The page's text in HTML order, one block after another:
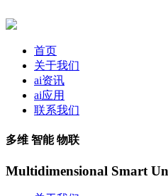
首页
关于我们
ai资讯
ai应用
联系我们
多维 智能 物联
Multidimensional Smart